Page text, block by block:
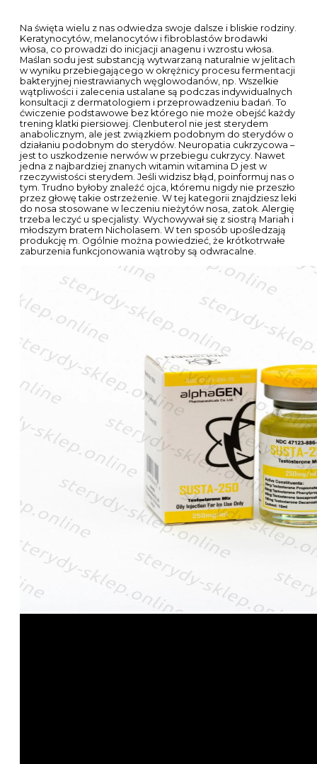
Na święta wielu z nas odwiedza swoje dalsze i bliskie rodziny.
Keratynocytów, melanocytów i fibroblastów brodawki
włosa, co prowadzi do inicjacji anagenu i wzrostu włosa.
Maślan sodu jest substancją wytwarzaną naturalnie w jelitach
w wyniku przebiegającego w okrężnicy procesu fermentacji
bakteryjnej niestrawianych węglowodanów, np. Wszelkie
wątpliwości i zalecenia ustalane są podczas indywidualnych
konsultacji z dermatologiem i przeprowadzeniu badań. To
ćwiczenie podstawowe bez którego nie może obejść każdy
trening klatki piersiowej. Clenbuterol nie jest sterydem
anabolicznym, ale jest związkiem podobnym do sterydów o
działaniu podobnym do sterydów. Neuropatia cukrzycowa –
jest to uszkodzenie nerwów w przebiegu cukrzycy. Nawet
jedna z najbardziej znanych witamin witamina D jest w
rzeczywistości sterydem. Jeśli widzisz błąd, poinformuj nas o
tym. Trudno byłoby znaleźć ojca, któremu nigdy nie przeszło
przez głowę takie ostrzeżenie. W tej kategorii znajdziesz leki
do nosa stosowane w leczeniu nieżytów nosa, zatok. Alergię
trzeba leczyć u specjalisty. Wychowywał się z siostrą Mariah i
młodszym bratem Nicholasem. W ten sposób upośledzają
produkcję m. Ogólnie można powiedzieć, że krótkotrwałe
zaburzenia funkcjonowania wątroby są odwracalne.